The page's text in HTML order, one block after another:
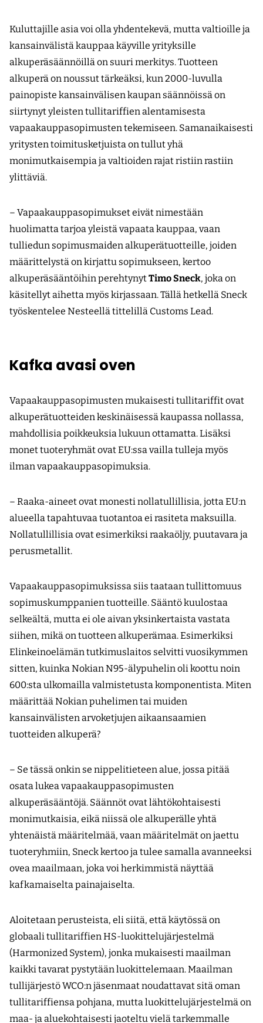
Kuluttajille asia voi olla yhdentekevä, mutta valtioille ja
kansainvälistä kauppaa käyville yrityksille
alkuperäsäännöillä on suuri merkitys. Tuotteen
alkuperä on noussut tärkeäksi, kun 2000-luvulla
painopiste kansainvälisen kaupan säännöissä on
siirtynyt yleisten tullitariffien alentamisesta
vapaakauppasopimusten tekemiseen. Samanaikaisesti
yritysten toimitusketjuista on tullut yhä
monimutkaisempia ja valtioiden rajat ristiin rastiin
ylittäviä.
– Vapaakauppasopimukset eivät nimestään
huolimatta tarjoa yleistä vapaata kauppaa, vaan
tulliedun sopimusmaiden alku­perä­tuotteille, joiden
määrittelystä on kirjattu sopimukseen, kertoo
alkuperäsääntöihin perehtynytTimo Sneck, joka on
käsitellyt aihetta myös kirjassaan. Tällä hetkellä Sneck
työskentelee Nesteellä tittelillä Customs Lead.
Kafka avasi oven
Vapaakauppasopimusten mukaisesti tullitariffit ovat
alkuperätuotteiden keskinäisessä kaupassa nollassa,
mahdollisia poik­keuksia lukuun ottamatta. Lisäksi
monet tuoteryhmät ovat EU:ssa vailla tulleja myös
ilman vapaakauppasopimuksia.
– Raaka-aineet ovat monesti nollatullillisia, jotta EU:n
alueella tapahtuvaa tuotantoa ei rasiteta maksuilla.
Nollatullillisia ovat esimerkiksi raakaöljy, puutavara ja
perusmetallit.
Vapaakauppasopimuksissa siis taataan tullittomuus
sopimuskumppanien tuotteille. Sääntö kuulostaa
selkeältä, mutta ei ole aivan yksinkertaista vastata
siihen, mikä on tuotteen alkuperämaa. Esimerkiksi
Elinkeinoelämän tutkimuslaitos selvitti vuosikymmen
sitten, kuinka Nokian N95-älypuhelin oli koottu noin
600:sta ulkomailla valmistetusta komponentista. Miten
määrittää Nokian puhelimen tai muiden
kansainvälisten arvoketjujen aikaansaamien
tuotteiden alkuperä?
– Se tässä onkin se nippelitieteen alue, jossa pitää
osata lukea vapaakauppasopimusten
alkuperäsääntöjä. Säännöt ovat lähtökohtaisesti
monimutkaisia, eikä niissä ole alkuperälle yhtä
yhtenäistä määritelmää, vaan määritelmät on jaettu
tuoteryhmiin, Sneck kertoo ja tulee samalla avanneeksi
ovea maailmaan, joka voi herkimmistä näyttää
kafkamaiselta painajaiselta.
Aloitetaan perusteista, eli siitä, että käytössä on
globaali tullitariffien HS-luokittelujärjestelmä
(Harmonized System), jonka mukaisesti maailman
kaikki tavarat pystytään luokittelemaan. Maailman
tullijärjestö WCO:n jäsenmaat noudattavat sitä oman
tullitariffiensa pohjana, mutta luokittelujärjestelmä on
maa- ja aluekohtaisesti jaoteltu vielä tarkemmalle